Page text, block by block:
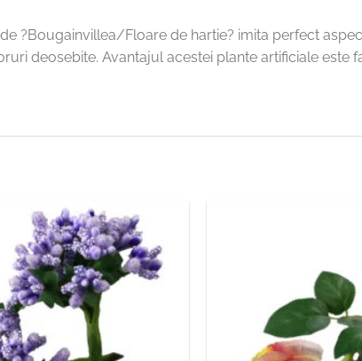
?Bougainvillea/Floare de hartie? imita perfect
deosebite. Avantajul acestei plante artificiale este